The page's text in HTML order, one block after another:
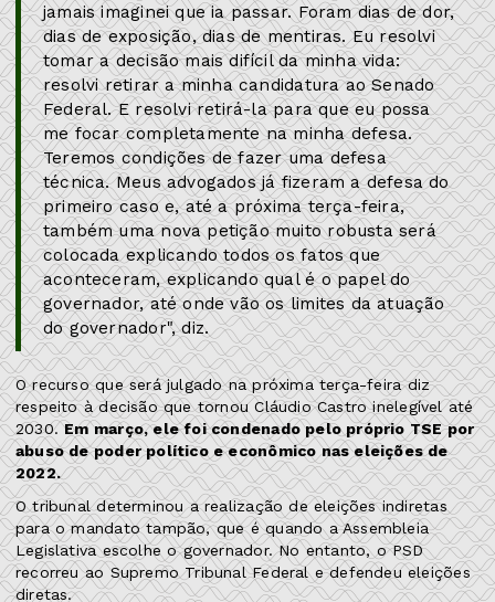
jamais imaginei que ia passar. Foram dias de dor,
dias de exposição, dias de mentiras. Eu resolvi
tomar a decisão mais difícil da minha vida:
resolvi retirar a minha candidatura ao Senado
Federal. E resolvi retirá-la para que eu possa
me focar completamente na minha defesa.
Teremos condições de fazer uma defesa
técnica. Meus advogados já fizeram a defesa do
primeiro caso e, até a próxima terça-feira,
também uma nova petição muito robusta será
colocada explicando todos os fatos que
aconteceram, explicando qual é o papel do
governador, até onde vão os limites da atuação
do governador", diz.
O recurso que será julgado na próxima terça-feira diz
respeito à decisão que tornou Cláudio Castro inelegível até
2030.Em março, ele foi condenado pelo próprio TSE por
abuso de poder político e econômico nas eleições de
2022.
O tribunal determinou a realização de eleições indiretas
para o mandato tampão, que é quando a Assembleia
Legislativa escolhe o governador. No entanto, o PSD
recorreu ao Supremo Tribunal Federal e defendeu eleições
diretas.